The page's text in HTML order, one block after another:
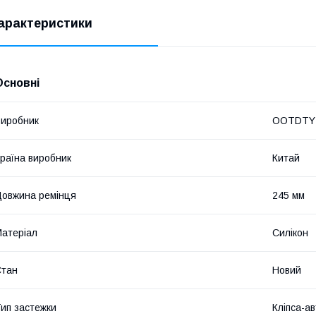
OOTDTY
виробник Китай
ремінця 245 мм
Силікон
Новий
застежки Кліпса-